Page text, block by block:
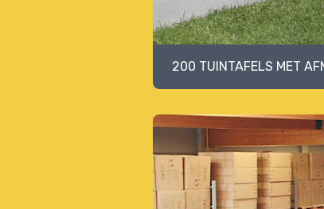
200 TUINTAFELS MET